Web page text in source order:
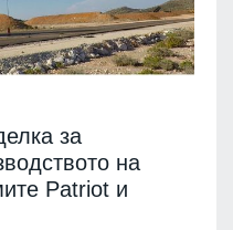
за
на
Patriot и